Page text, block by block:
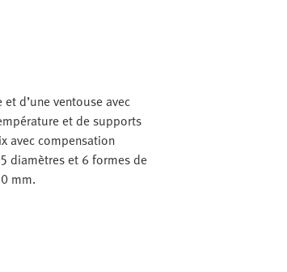
d’une ventouse avec
et de supports
avec compensation
diamètres et 6 formes de
mm.